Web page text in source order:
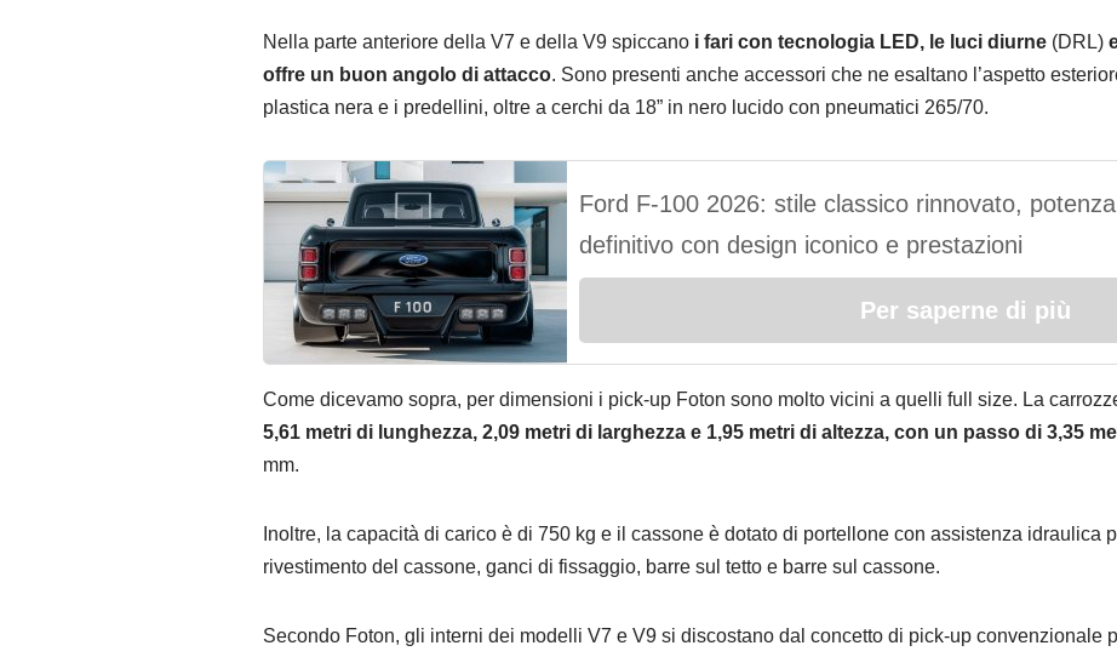
Nella parte anteriore della V7 e della V9 spiccano i fari con tecnologia LED, le luci diurne(DRL)
offre un buon angolo di attacco. Sono presenti anche accessori che ne esaltano l’aspetto
plastica nera e i predellini, oltre a cerchi da 18” in nero lucido con pneumatici 265/70.
Ford F-100 2026: stile classico rinnovato,
definitivo con design iconico e prestazioni
Per saperne di più
Come dicevamo sopra, per dimensioni i pick-up Foton sono molto vicini a quelli full size. La
5,61 metri di lunghezza, 2,09 metri di larghezza e 1,95 metri di altezza, con un passo di 3,35
mm.
Inoltre, la capacità di carico è di 750 kg e il cassone è dotato di portellone con assistenza idraulica
rivestimento del cassone, ganci di fissaggio, barre sul tetto e barre sul cassone.
Secondo Foton, gli interni dei modelli V7 e V9 si discostano dal concetto di pick-up convenzionale